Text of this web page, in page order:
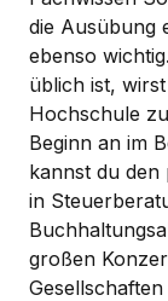
die Ausübung
ebenso
üblich ist,
Hochschule
Beginn an im
kannst du den
in
großen